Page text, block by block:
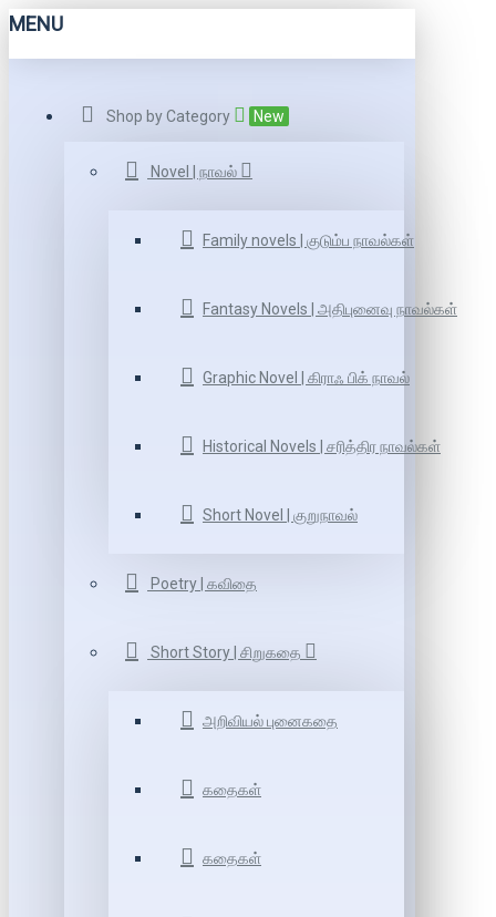
MENU
Shop by Category New
Novel | நாவல்
Family novels | குடும்ப நாவல்கள்
Fantasy Novels | அதிபுனைவு நாவல்கள்
Graphic Novel | கிராஃ பிக் நாவல்
Historical Novels | சரித்திர நாவல்கள்
Short Novel | குறுநாவல்
Poetry | கவிதை
Short Story | சிறுகதை
அறிவியல் புனைகதை
கதைகள்
கதைகள்